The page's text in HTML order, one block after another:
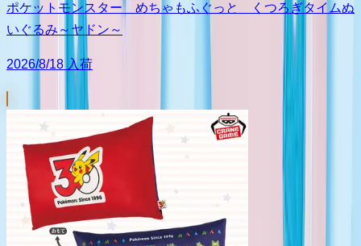
ポケットモンスター めちゃもふぐっと くつろぎタイムぬ
いぐるみ～ヤドン～
2026/8/18 入荷